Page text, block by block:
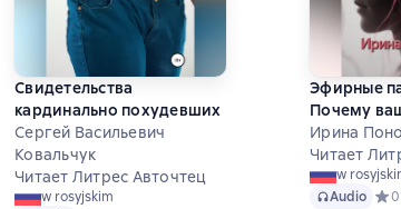
Свидетельства
кардинально похудевших
Сергей Васильевич
Ковальчук
Читает Литрес Авточтец
w rosyjskim
Эфирные
Почему
не лечится
Ирина
Читает
w
Audio
0